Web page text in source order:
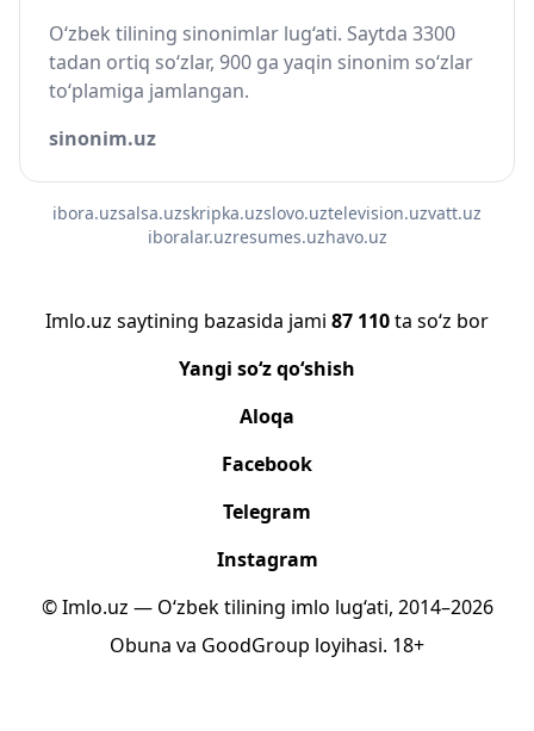
O‘zbek tilining sinonimlar lug‘ati. Saytda 3300
tadan ortiq so‘zlar, 900 ga yaqin sinonim so‘zlar
to‘plamiga jamlangan.
sinonim.uz
ibora.uzsalsa.uzskripka.uzslovo.uztelevision.uzvatt.uz
iboralar.uzresumes.uzhavo.uz
Imlo.uz saytining bazasida jami 87 110ta so‘z bor
Yangi so‘z qo‘shish
Aloqa
Facebook
Telegram
Instagram
© Imlo.uz — O‘zbek tilining imlo lug‘ati, 2014–2026
Obuna va GoodGroup loyihasi. 18+